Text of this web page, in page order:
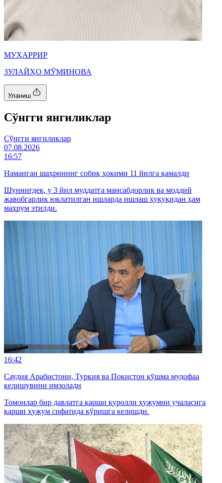
МУҲАРРИР
ЗУЛАЙҲО МЎМИНОВА
Уланиш
Cўнгги янгиликлар
Cўнгги янгиликлар
07.08.2026
16:57
Наманган шаҳрининг собиқ ҳокими 11 йилга қамалди
Шунингдек, у 3 йил муддатга мансабдорлик ва моддий
жавобгарлик юклатилган ишларда ишлаш ҳуқуқидан ҳам
маҳрум этилди.
16:42
Саудия Арабистони, Туркия ва Покистон қўшма мудофаа
келишувини имзолади
Томонлар бир давлатга қарши қуролли ҳужумни учаласига
қарши ҳужум сифатида кўришга келишди.